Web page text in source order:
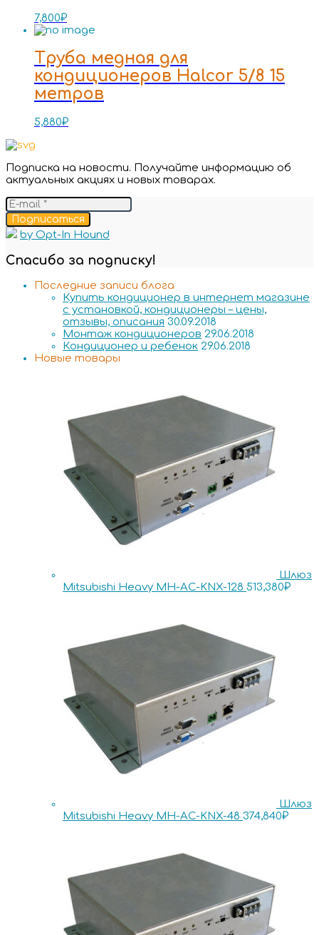
7,800₽
Труба медная для
кондиционеров Halcor 5/8 15
метров
5,880₽
Подписка на новости. Получайте информацию об
актуальных акциях и новых товарах.
Подписаться
by Opt-In Hound
Спасибо за подписку!
Последние записи блога
Купить кондиционер в интернет магазине
с установкой, кондиционеры – цены,
отзывы, описания 30.09.2018
Монтаж кондиционеров 29.06.2018
Кондиционер и ребенок 29.06.2018
Новые товары
Шлюз
Mitsubishi Heavy MH-AC-KNX-128 513,380₽
Шлюз
Mitsubishi Heavy MH-AC-KNX-48 374,840₽